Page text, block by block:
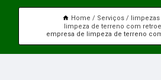
Home Serviços
limpeza de terreno com
empresa de limpeza de terreno